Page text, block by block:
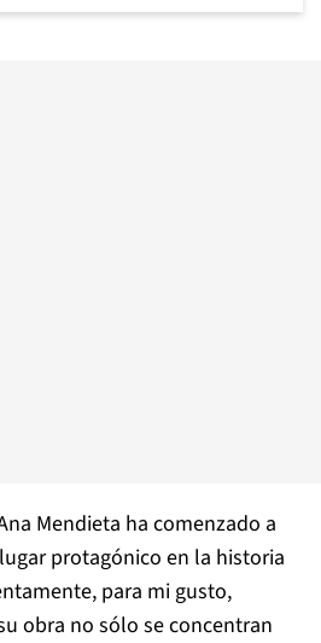
Mendieta ha comenzado a
protagónico en la historia
para mi gusto,
obra no sólo se concentran